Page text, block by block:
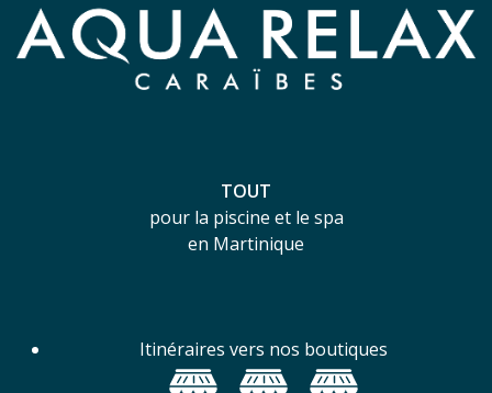
TOUT
pour la piscine et le spa
en Martinique
Itinéraires vers nos boutiques